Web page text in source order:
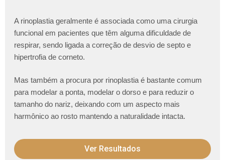
A rinoplastia geralmente é associada como uma cirurgia
funcional em pacientes que têm alguma dificuldade de
respirar, sendo ligada a correção de desvio de septo e
hipertrofia de corneto.
Mas também a procura por rinoplastia é bastante comum
para modelar a ponta, modelar o dorso e para reduzir o
tamanho do nariz, deixando com um aspecto mais
harmônico ao rosto mantendo a naturalidade intacta.
Ver Resultados